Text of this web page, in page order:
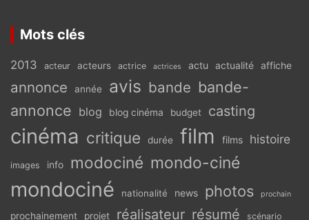
Mots clés
2013 acteur acteurs actrice actrices actu actualité affiche
annonce année avis bande bande-
annonce blog blog cinéma budget casting
cinéma critique durée film films histoire
images info modociné mondo-ciné
mondociné nationalité news photos prochain
prochainement projet réalisateur résumé scénario